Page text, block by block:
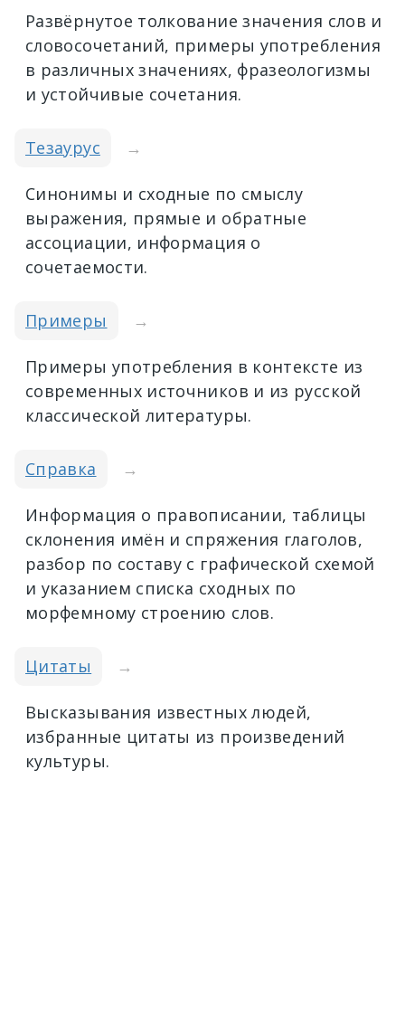
Развёрнутое толкование значения слов и
словосочетаний, примеры употребления
в различных значениях, фразеологизмы
и устойчивые сочетания.
Тезаурус →
Синонимы и сходные по смыслу
выражения, прямые и обратные
ассоциации, информация о
сочетаемости.
Примеры →
Примеры употребления в контексте из
современных источников и из русской
классической литературы.
Справка →
Информация о правописании, таблицы
склонения имён и спряжения глаголов,
разбор по составу с графической схемой
и указанием списка сходных по
морфемному строению слов.
Цитаты →
Высказывания известных людей,
избранные цитаты из произведений
культуры.